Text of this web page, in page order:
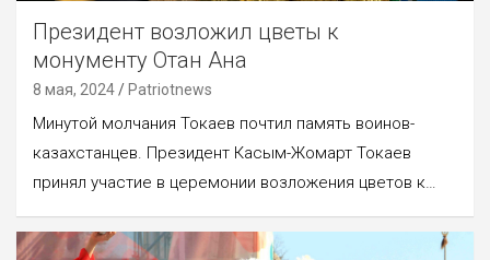
Президент возложил цветы к
монументу Отан Ана
8 мая, 2024 Patriotnews
Минутой молчания Токаев почтил память воинов-
казахстанцев. Президент Касым-Жомарт Токаев
принял участие в церемонии возложения цветов к…